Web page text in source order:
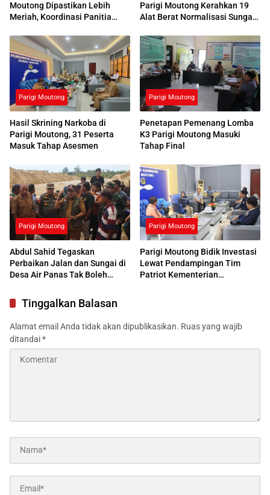
Moutong Dipastikan Lebih
Meriah, Koordinasi Panitia
Parigi Moutong Kerahkan 19
Alat Berat Normalisasi Sungai
Parigi Moutong
Hasil Skrining Narkoba di
Parigi Moutong, 31 Peserta
Masuk Tahap Asesmen
Parigi Moutong
Penetapan Pemenang Lomba
K3 Parigi Moutong Masuki
Tahap Final
Parigi Moutong
Abdul Sahid Tegaskan
Perbaikan Jalan dan Sungai di
Desa Air Panas Tak Boleh
Parigi Moutong
Parigi Moutong Bidik Investasi
Lewat Pendampingan Tim
Patriot Kementerian
Tinggalkan Balasan
Alamat email Anda tidak akan dipublikasikan. Ruas yang wajib
ditandai*